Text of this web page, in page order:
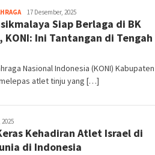
Tim
Redaksi
17 Desember, 2025
Siap Berlaga di BK
KONI: Ini Tantangan di Tengah
Nasional Indonesia (KONI) Kabupaten
atlet tinju yang […]
Kehadiran Atlet Israel di
di Indonesia